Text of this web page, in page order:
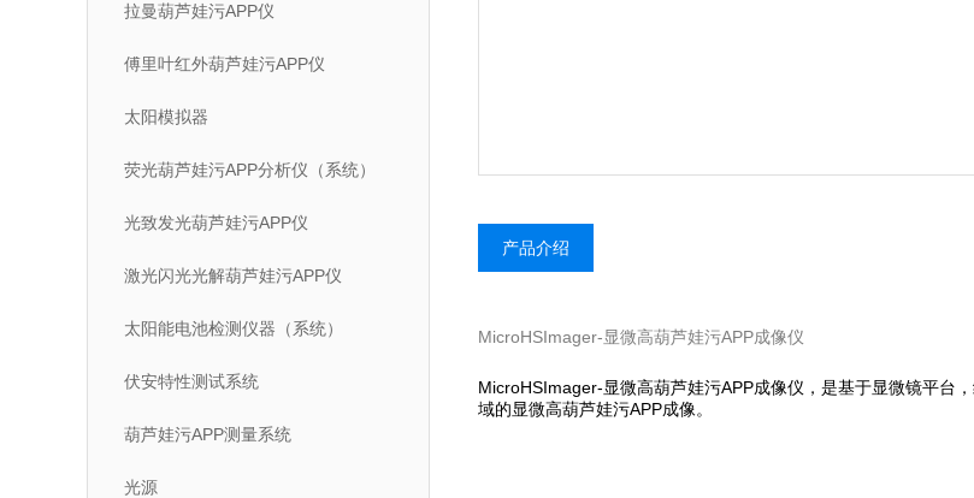
拉曼葫芦娃污APP仪
傅里叶红外葫芦娃污APP仪
太阳模拟器
荧光葫芦娃污APP分析仪（系统）
光致发光葫芦娃污APP仪
激光闪光光解葫芦娃污APP仪
太阳能电池检测仪器（系统）
伏安特性测试系统
葫芦娃污APP测量系统
光源
产品介绍
MicroHSImager-显微高葫芦娃污APP成像仪
MicroHSImager-显微高葫芦娃污APP成像仪，是基于显微镜平台
域的显微高葫芦娃污APP成像。